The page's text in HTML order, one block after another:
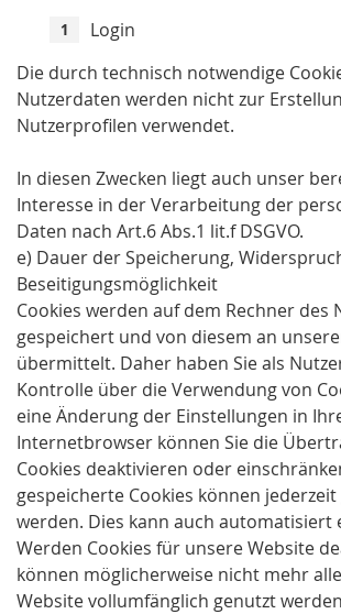
Login
Die durch technisch notwendige
Nutzerdaten werden nicht zur
Nutzerprofilen verwendet.
In diesen Zwecken liegt auch unser
Interesse in der Verarbeitung der
Daten nach Art.6 Abs.1 lit.f DSGVO.
e) Dauer der Speicherung,
Beseitigungsmöglichkeit
Cookies werden auf dem Rechner des
gespeichert und von diesem an
übermittelt. Daher haben Sie als
Kontrolle über die Verwendung von
eine Änderung der Einstellungen in
Internetbrowser können Sie die
Cookies deaktivieren oder
gespeicherte Cookies können
werden. Dies kann auch automatisiert
Werden Cookies für unsere Website
können möglicherweise nicht mehr
Website vollumfänglich genutzt